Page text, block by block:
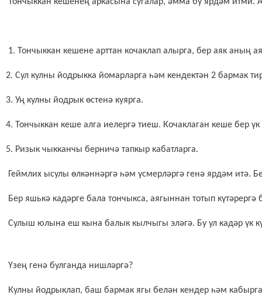
Тончыккан кешенең аркасына сугалар, әмма бу ярдәм итми.
1. Тончыккан кешене арттан кочаклап алырга, бер аяк аның
2. Сул кулны йодрыкка йомарларга һәм кендектән 2 бармак
3. Уң кулны йодрык өстенә куярга.
4. Тончыккан кеше алга иелергә тиеш. Кочаклаган кеше бер үк
5. Ризык чыкканчы берничә тапкыр кабатларга.
Геймлих ысулы өлкәннәргә һәм үсмерләргә генә ярдәм итә.
Бер яшькә кадәрге бала тончыкса, аягыннан тотып
Сулыш юлына еш кына балык кылчыгы эләгә. Бу ул кадәр үк
Үзең генә булганда нишләргә?
Кулны йодрыклап, баш бармак ягы белән кендер һәм